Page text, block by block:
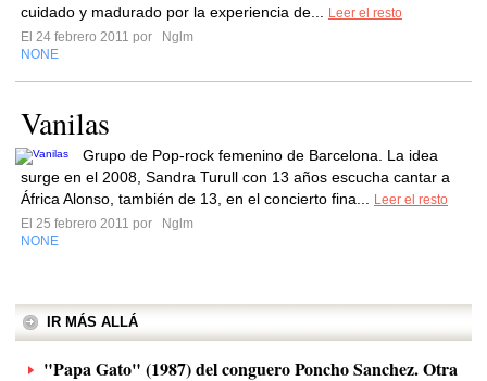
cuidado y madurado por la experiencia de...
Leer el resto
El 24 febrero 2011 por
Nglm
NONE
Vanilas
Grupo de Pop-rock femenino de Barcelona. La idea
surge en el 2008, Sandra Turull con 13 años escucha cantar a
África Alonso, también de 13, en el concierto fina...
Leer el resto
El 25 febrero 2011 por
Nglm
NONE
IR MÁS ALLÁ
"Papa Gato" (1987) del conguero Poncho Sanchez. Otra